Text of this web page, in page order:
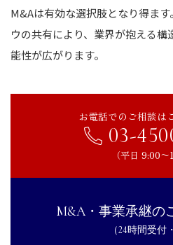
M&Aは有効な選択肢となり得ま
ウの共有により、業界が抱える
能性が広がります。
お電話でのご相談は
03-
（平日 9:00〜
M&A・事業承継の
（24時間受付